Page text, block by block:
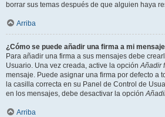
borrar sus temas después de que alguien haya
Arriba
¿Cómo se puede añadir una firma a mi
Para añadir una firma a sus mensajes debe
Usuario. Una vez creada, active la opciónAñadir
mensaje. Puede asignar una firma por defecto a
la casilla correcta en su Panel de Control de
en los mensajes, debe desactivar la opción
Arriba